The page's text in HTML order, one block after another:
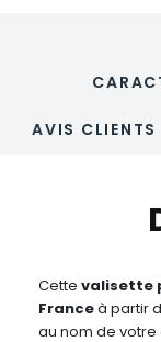
AVIS CLIENTS
Cette valisette
Franceà partir
au nom de